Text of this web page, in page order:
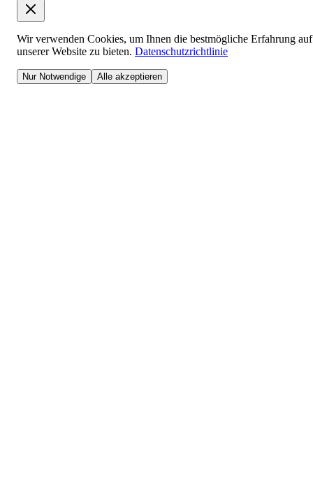
Wir verwenden Cookies, um Ihnen die bestmögliche Erfahrung auf
unserer Website zu bieten. Datenschutzrichtlinie
Nur Notwendige Alle akzeptieren